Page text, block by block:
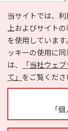
当サイトでは、
上およびサイト
を使用していま
ッキーの使用に
は、
「当社ウェ
て」 をご覧くださ
「
e-NAVITA（イ
利用規約
サイトマッ